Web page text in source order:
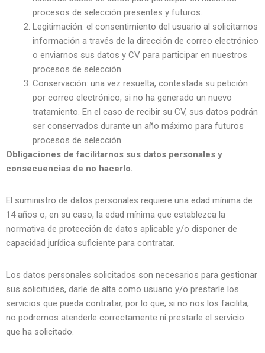
procesos de selección presentes y futuros.
Legitimación: el consentimiento del usuario al solicitarnos
información a través de la dirección de correo electrónico
o enviarnos sus datos y CV para participar en nuestros
procesos de selección.
Conservación: una vez resuelta, contestada su petición
por correo electrónico, si no ha generado un nuevo
tratamiento. En el caso de recibir su CV, sus datos podrán
ser conservados durante un año máximo para futuros
procesos de selección.
Obligaciones de facilitarnos sus datos personales y
consecuencias de no hacerlo.
El suministro de datos personales requiere una edad mínima de
14 años o, en su caso, la edad mínima que establezca la
normativa de protección de datos aplicable y/o disponer de
capacidad jurídica suficiente para contratar.
Los datos personales solicitados son necesarios para gestionar
sus solicitudes, darle de alta como usuario y/o prestarle los
servicios que pueda contratar, por lo que, si no nos los facilita,
no podremos atenderle correctamente ni prestarle el servicio
que ha solicitado.